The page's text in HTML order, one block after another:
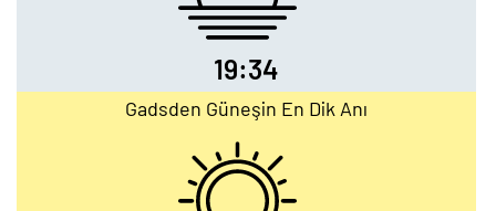
19:34
Gadsden Güneşin En Dik Anı